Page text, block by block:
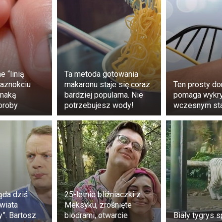
en la red Twitter deja ver a Bella Montoya, de 76
tTdvcJ8O37
(@LaNacionPy)
Ministerstwo Zdrowia poinformowało, że utworzono
sprawę siedemdziesięcio sześcioletniej matki.
badanie lekarskie w celu ustalenia
potwierdzeniem zgonu”.
“linią
Ta metoda gotowania
makaronu staje się coraz
bardziej popularna. Nie
potrzebujesz wody!
Ten prosty
pomaga
wczesnym
dziś
Bartosz
25-letnie bliźniaczki z
Meksyku, zrośnięte
biodrami, otwarcie
Biały tygrys